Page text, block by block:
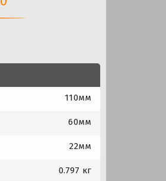
110мм
60мм
22мм
0.797 кг